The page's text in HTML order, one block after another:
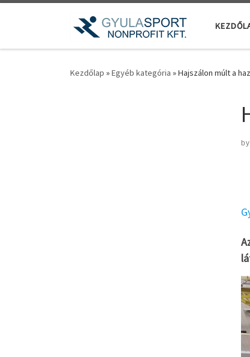
Teljes tartalom megjelenítése
Kezdőlap »Egyéb kategória »Hajszálon múlt a
by